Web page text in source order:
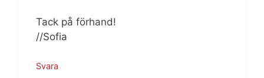
Tack på förhand!
//Sofia
Svara